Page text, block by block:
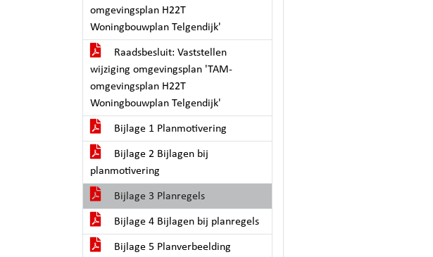
omgevingsplan H22T
Woningbouwplan Telgendijk'
Raadsbesluit: Vaststellen
wijziging omgevingsplan 'TAM-
omgevingsplan H22T
Woningbouwplan Telgendijk'
Bijlage 1 Planmotivering
Bijlage 2 Bijlagen bij
planmotivering
Bijlage 3 Planregels
Bijlage 4 Bijlagen bij planregels
Bijlage 5 Planverbeelding